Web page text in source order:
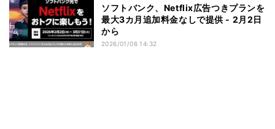
ソフトバンク、Netflix広告つきプランを
最大3カ月追加料金なしで提供 - 2月2日
から
2026/01/06 14:32